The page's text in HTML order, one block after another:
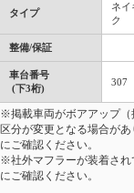
タイプ
ネイ
ク
整備/保証
車台番号
(下3桁)
307
※掲載車両がボアアップ（
区分が変更となる場合が
にご確認ください。
※社外マフラーが装着され
にご確認ください。